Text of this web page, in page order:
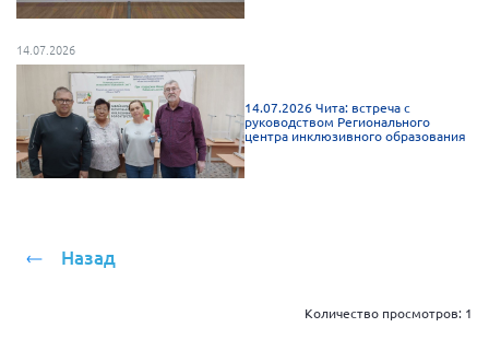
Ленинградская область
г. Москва
Московская область
Мурманская область
Нижегородская область
Омская область
14.07.2026
14.07.2026 Чита: встреча с
руководством Регионального
центра инклюзивного образования
Назад
Количество просмотров: 1